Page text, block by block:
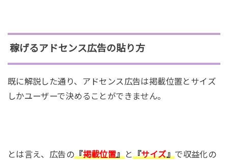
稼げるアドセンス広告の貼り方
既に解説した通り、アドセンス広告は掲載位置とサイズ
しかユーザーで決めることができません。
とは言え、広告の『掲載位置』と『サイズ』で収益化の